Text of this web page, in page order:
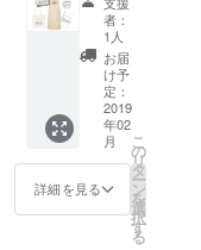
クネー
ムなど
も可）
とフォ
トブッ
クのご
希望の
形態
タルま
たはア
びいた
だけま
す（１
月刊行
分） ※
リター
ンの詳
細内容
は、本
文をご
ショッ
プの紹
介広告
１ヶ月
掲載 ②
御社名
Neofam
ilyサイ
トに協
状 ②ネ
オファ
ミリー
グッズ
[優しい
セカイ
シリー
ズ] ギフ
ト４点
セット
③NeoF
amilyサ
者：
1人
お届
け予
定：
2019
年02
月
詳細を見る
こ
の
リ
タ
ー
ン
を
選
択
す
る